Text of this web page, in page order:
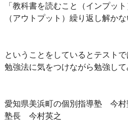
「教科書を読むこと（インプッ
（アウトプット）繰り返し解かな
ということをしているとテストで
勉強法に気をつけながら勉強して
愛知県美浜町の個別指導塾 今村
塾長 今村英之